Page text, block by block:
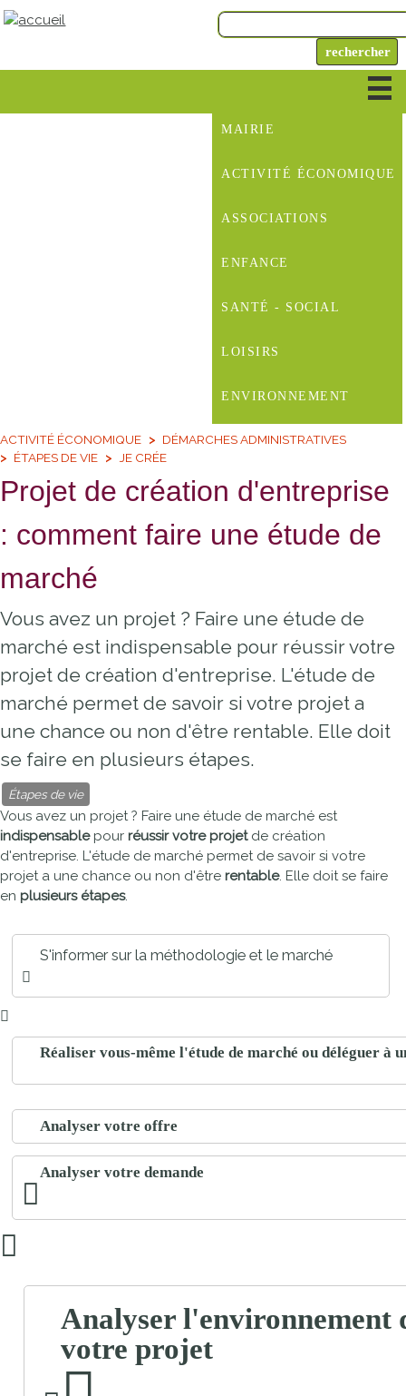
MAIRIE
ACTIVITÉ ÉCONOMIQUE
ASSOCIATIONS
ENFANCE
SANTÉ - SOCIAL
LOISIRS
ENVIRONNEMENT
ACTIVITÉ ÉCONOMIQUE
DÉMARCHES ADMINISTRATIVES
ÉTAPES DE VIE
JE CRÉE
Projet de création d'entreprise
: comment faire une étude de
marché
Vous avez un projet ? Faire une étude de
marché est indispensable pour réussir votre
projet de création d'entreprise. L'étude de
marché permet de savoir si votre projet a
une chance ou non d'être rentable. Elle doit
se faire en plusieurs étapes.
Étapes de vie
Vous avez un projet ? Faire une étude de marché est
indispensablepour réussir votre projetde création
d'entreprise. L'étude de marché permet de savoir si votre
projet a une chance ou non d'être rentable. Elle doit se faire
en plusieurs étapes.
S'informer sur la méthodologie et le marché
Réaliser vous-même l'étude de marché ou déléguer à
Analyser votre offre
Analyser votre demande
Analyser l'environnement
votre projet